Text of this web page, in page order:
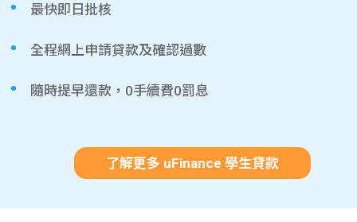
最快即日批核
全程網上申請貸款及確認過數
隨時提早還款，0手續費0罰息
了解更多 uFinance 學生貸款